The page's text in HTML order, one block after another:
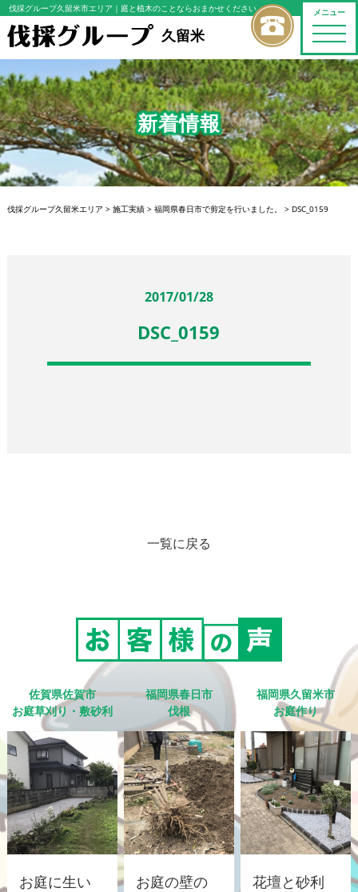
メニュー
toggle
伐採グループ久留米市エリア ｜庭と植木のことならおまかせください
久留米
新着情報
伐採グループ久留米エリア > 施工実績> 福岡県春日市で剪定を行いました。 > DSC_0159
2017/01/28
DSC_0159
一覧に戻る
佐賀県佐賀市
お庭草刈り・敷砂利
お庭に生い
福岡県春日市
伐根
お庭の壁の
福岡県久留米市
お庭作り
花壇と砂利